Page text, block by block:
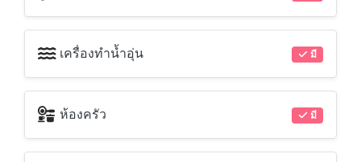
เครื่องทำน้ำอุ่น มี
ห้องครัว มี